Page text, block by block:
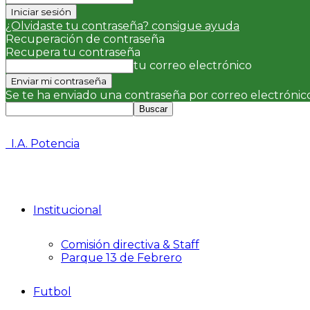
¿Olvidaste tu contraseña? consigue ayuda
Recuperación de contraseña
Recupera tu contraseña
tu correo electrónico
Se te ha enviado una contraseña por correo
I.A. Potencia
Institucional
Comisión directiva & Staff
Parque 13 de Febrero
Futbol